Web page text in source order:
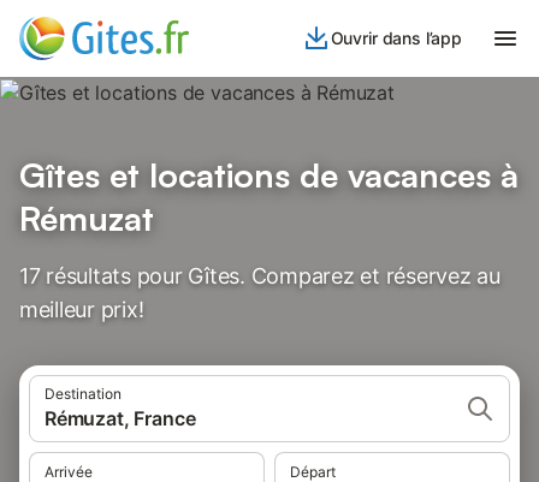
Ouvrir dans l’app
Gîtes et locations de vacances à
Rémuzat
17 résultats pour Gîtes. Comparez et réservez au
meilleur prix!
Destination
Rémuzat, France
Arrivée Départ